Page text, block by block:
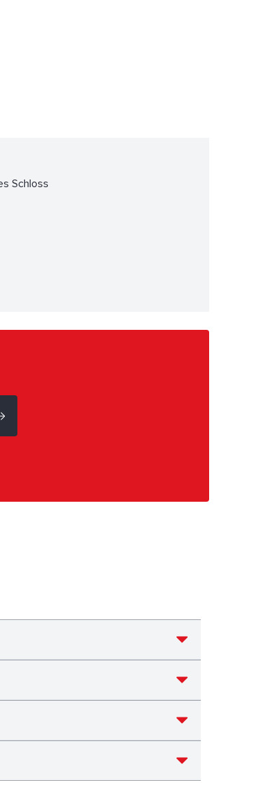
Schloss